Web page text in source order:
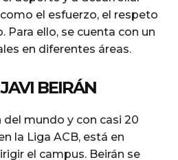
el esfuerzo, el respeto
Para ello, se cuenta con un
en diferentes áreas.
BEIRÁN
del mundo y con casi 20
la Liga ACB, está en
el campus. Beirán se